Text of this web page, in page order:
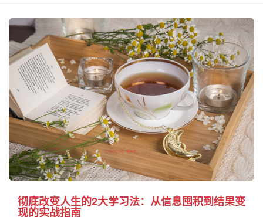
彻底改变人生的2大学习法：从信息囤积到结果变
现的实战指南